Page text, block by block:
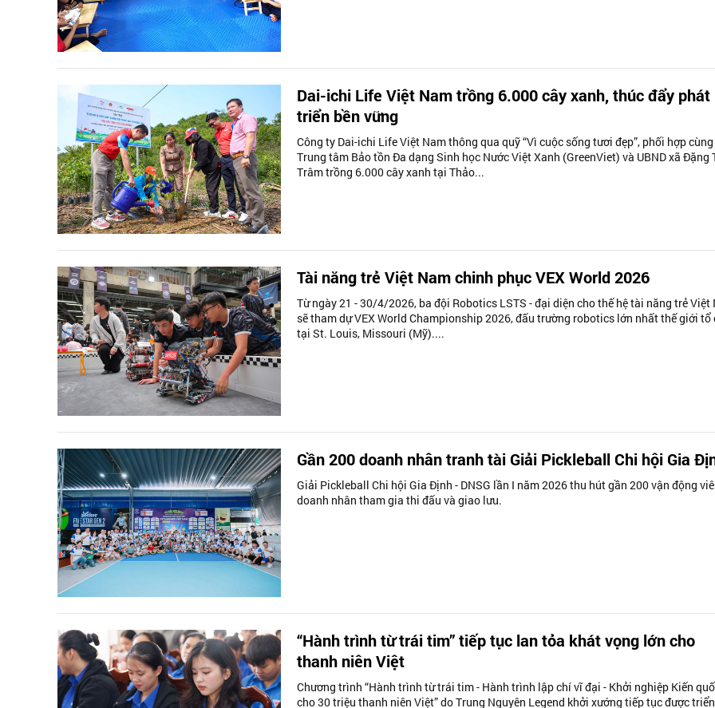
Dai-ichi Life Việt Nam trồng 6.000 cây xanh, thúc đẩy phát
triển bền vững
Công ty Dai-ichi Life Việt Nam thông qua quỹ “Vì cuộc sống tươi đẹp”, phối hợp cùng
Trung tâm Bảo tồn Đa dạng Sinh học Nước Việt Xanh (GreenViet) và UBND xã Đặng
Trâm trồng 6.000 cây xanh tại Thảo...
Tài năng trẻ Việt Nam chinh phục VEX World 2026
Từ ngày 21 - 30/4/2026, ba đội Robotics LSTS - đại diện cho thế hệ tài năng trẻ Việt
sẽ tham dự VEX World Championship 2026, đấu trường robotics lớn nhất thế giới tổ
tại St. Louis, Missouri (Mỹ)....
Gần 200 doanh nhân tranh tài Giải Pickleball Chi hội Gia
Giải Pickleball Chi hội Gia Định - DNSG lần I năm 2026 thu hút gần 200 vận động
doanh nhân tham gia thi đấu và giao lưu.
“Hành trình từ trái tim” tiếp tục lan tỏa khát vọng lớn cho
thanh niên Việt
Chương trình “Hành trình từ trái tim - Hành trình lập chí vĩ đại - Khởi nghiệp Kiến
cho 30 triệu thanh niên Việt” do Trung Nguyên Legend khởi xướng tiếp tục được triển